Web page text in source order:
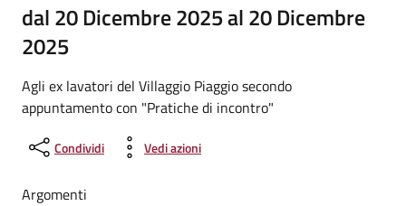
dal 20 Dicembre 2025 al 20 Dicembre
2025
Agli ex lavatori del Villaggio Piaggio secondo
appuntamento con "Pratiche di incontro"
Condividi Vedi azioni
Argomenti